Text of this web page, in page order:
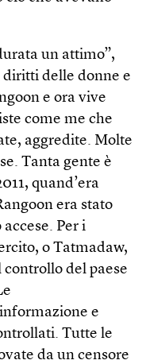
un attimo”,
diritti delle donne e
e ora vive
come me che
aggredite. Molte
Tanta gente è
quand’era
era stato
Per i
o Tatmadaw,
del paese
e
Tutte le
da un censore